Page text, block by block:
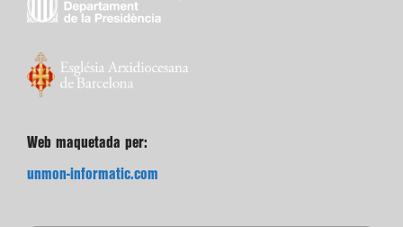
Web maquetada per:
unmon-informatic.com